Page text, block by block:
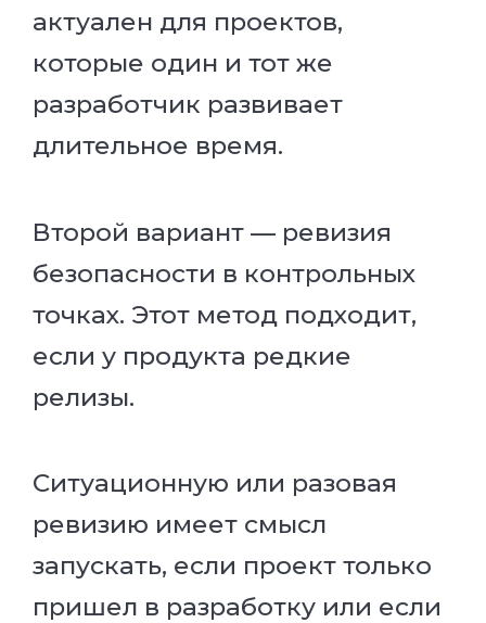
актуален для проектов,
которые один и тот же
разработчик развивает
длительное время.
Второй вариант — ревизия
безопасности в контрольных
точках. Этот метод подходит,
если у продукта редкие
релизы.
Ситуационную или разовая
ревизию имеет смысл
запускать, если проект только
пришел в разработку или если